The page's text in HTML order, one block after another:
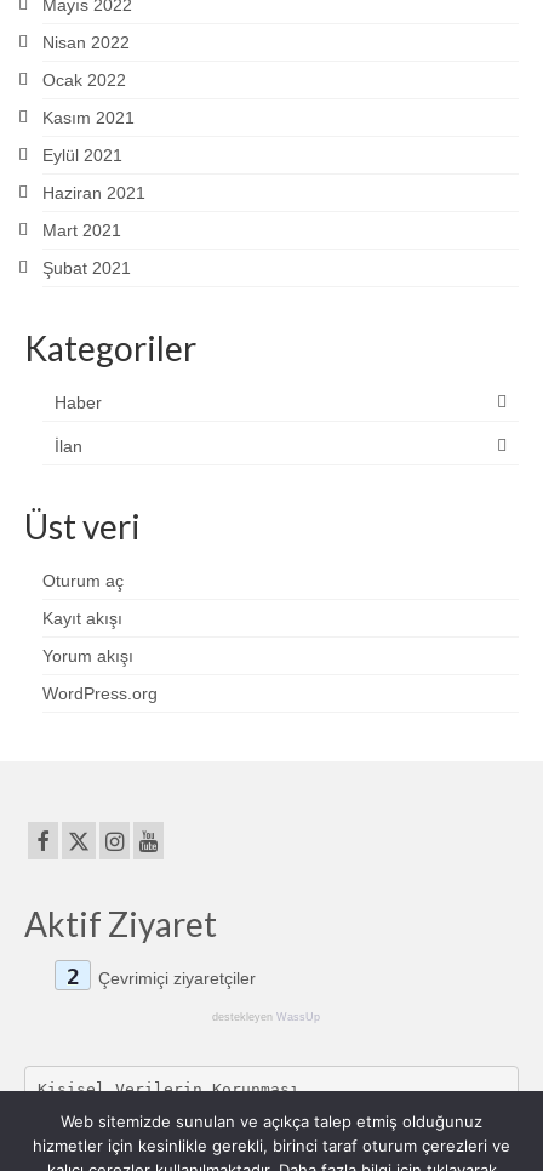
Mayıs 2022
Nisan 2022
Ocak 2022
Kasım 2021
Eylül 2021
Haziran 2021
Mart 2021
Şubat 2021
Kategoriler
Haber
İlan
Üst veri
Oturum aç
Kayıt akışı
Yorum akışı
WordPress.org
Aktif Ziyaret
2 Çevrimiçi ziyaretçiler
destekleyen WassUp
Kişisel Verilerin Korunması
Web sitemizde sunulan ve açıkça talep etmiş olduğunuz
hizmetler için kesinlikle gerekli, birinci taraf oturum çerezleri ve